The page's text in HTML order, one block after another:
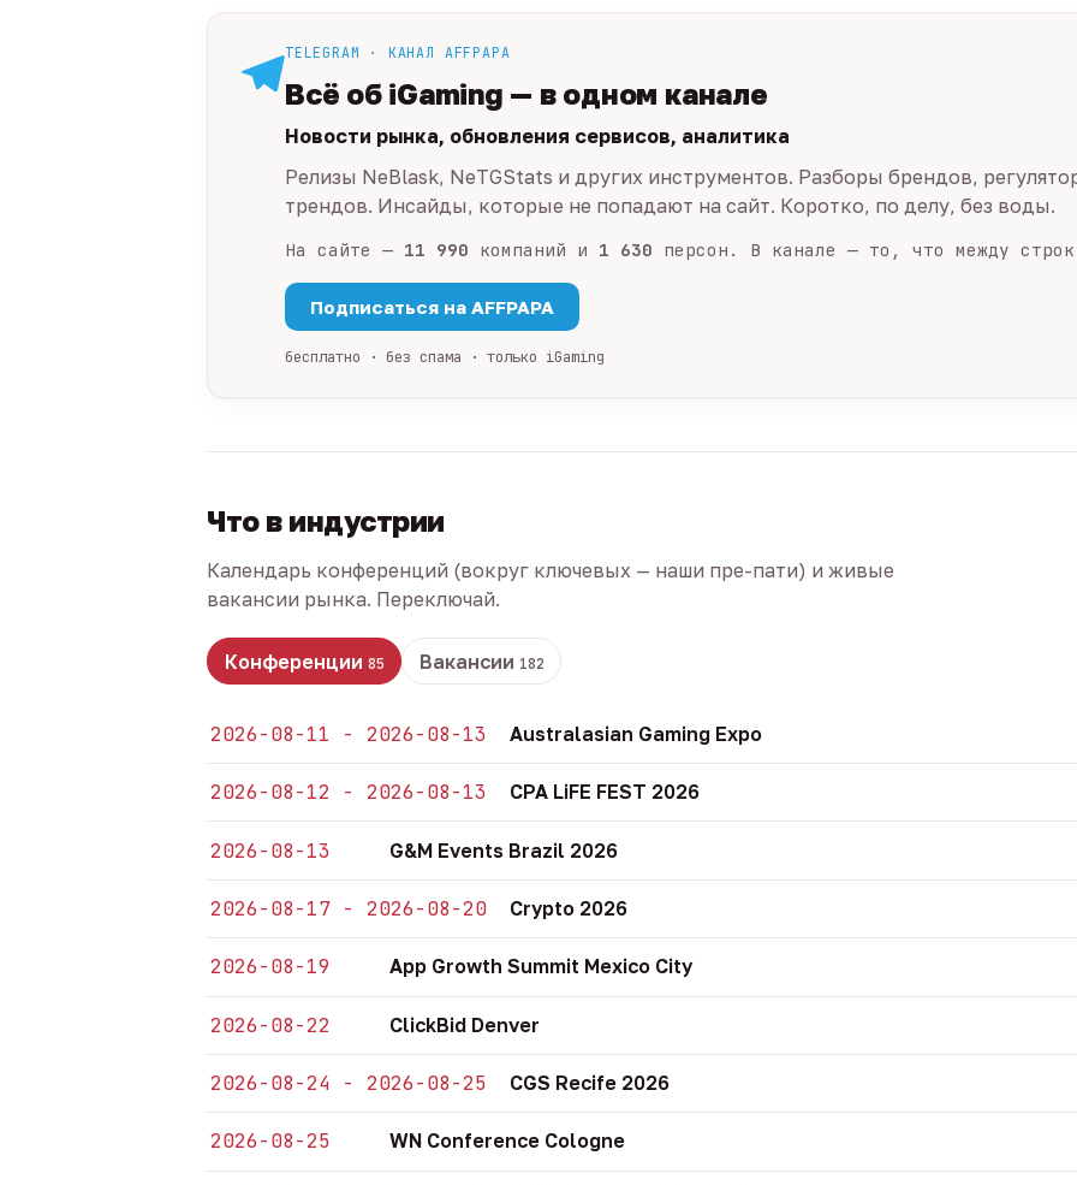
TELEGRAM · КАНАЛ AFFPAPA
Всё об iGaming — в одном канале
Новости рынка, обновления сервисов, аналитика
Релизы NeBlask, NeTGStats и других инструментов. Разборы брендов,
трендов. Инсайды, которые не попадают на сайт. Коротко, по делу, без воды.
На сайте — 11 990 компаний и 1 630 персон. В канале — то, что между
Подписаться на AFFPAPA
бесплатно · без спама · только iGaming
Что в индустрии
Календарь конференций (вокруг ключевых — наши пре-пати) и живые
вакансии рынка. Переключай.
Конференции 85 Вакансии 182
2026-08-11 - 2026-08-13 Australasian Gaming Expo
2026-08-12 - 2026-08-13 CPA LiFE FEST 2026
2026-08-13 G&M Events Brazil 2026
2026-08-17 - 2026-08-20 Crypto 2026
2026-08-19 App Growth Summit Mexico City
2026-08-22 ClickBid Denver
2026-08-24 - 2026-08-25 CGS Recife 2026
2026-08-25 WN Conference Cologne